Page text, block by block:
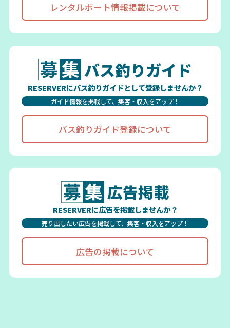
レンタルボート情報掲載について
バス釣りガイド
RESERVERにバス釣りガイドとして登録しませんか？
ガイド情報を掲載して、集客・収入をアップ！
バス釣りガイド登録について
広告掲載
RESERVERに広告を掲載しませんか？
売り出したい広告を掲載して、集客・収入をアップ！
広告の掲載について